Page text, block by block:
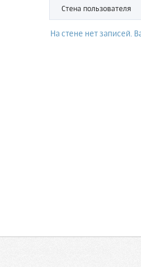
Стена пользователя
На стене нет записей.